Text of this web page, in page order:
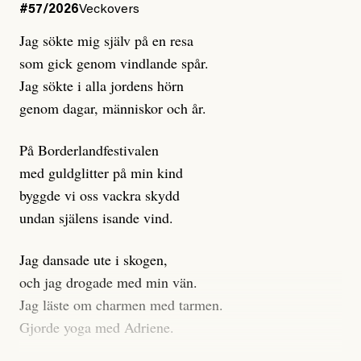
klickbete är inte intressant för Dagens ETC.
Journalistiken är låst. En klatschig men korrekt rubrik
gör förhoppningsvis att en nyfiken beställer
prenumeration, men den avslutas sekunder senare om
dessa granskningar på olika källor, alltifrån domar till
en mängd intervjupersoner, inklusive generös
möjlighet att bemöta för såväl personen vars motiv att
engagera sig i Palestinarörelsen ifrågasätts som de
grupper där Säpo-resursen samlade in uppgifter.
Researchen är grundlig.
Möjligen är det egentligen inte journalistikens metod
som stör?
#57/2026Veckovers
Jag sökte mig själv på en resa
som gick genom vindlande spår.
Jag sökte i alla jordens hörn
genom dagar, människor och år.
På Borderlandfestivalen
med guldglitter på min kind
byggde vi oss vackra skydd
undan själens isande vind.
Jag dansade ute i skogen,
och jag drogade med min vän.
Jag läste om charmen med tarmen.
Gjorde yoga med Adriene.